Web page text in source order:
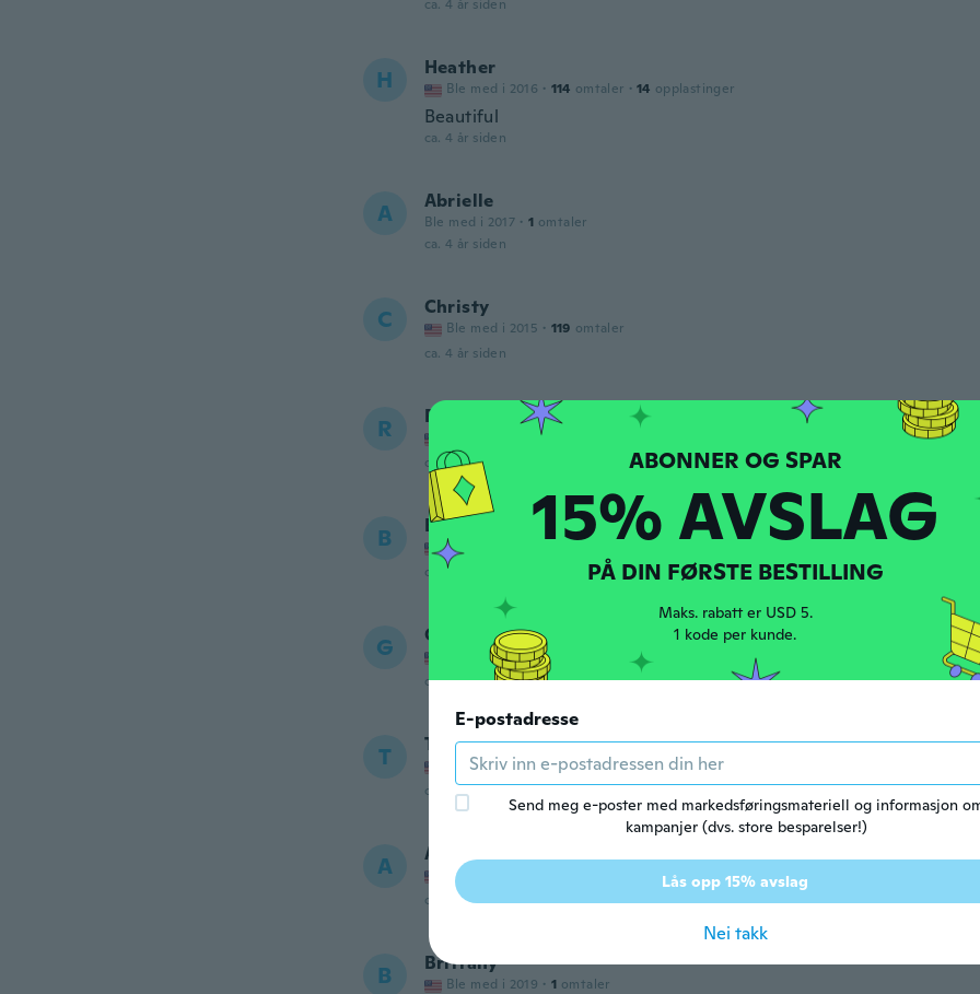
ca. 4 år siden
H Heather
Ble med i 2016 · 114 omtaler · 14 opplastinger
Beautiful
ca. 4 år siden
A Abrielle
Ble med i 2017 · 1 omtaler
ca. 4 år siden
C Christy
Ble med i 2015 · 119 omtaler
ca. 4 år siden
R Robert
·
ca. 4 år siden
B Bigdawg
Ble med i 2020
ca. 4 år siden
G Guadalupe
Ble med i 2017 · 130 1
ca. 5 år siden
T Tracy
Ble med i 2018 · 33 omtaler
ca. 5 år siden
A Angel
Ble med i 2019
opplastinger
ca. 5 år siden
B Brittany
Ble med i 2019 · 1 omtaler
15% AVSLAG
PÅ DIN FØRSTE BESTILLING
Maks. rabatt er USD 5.
1 kode per kunde.
E-postadresse
Send meg e-poster med markedsføringsmateriell og informasjon
kampanjer (dvs. store besparelser!)
Lås opp 15% avslag
Nei takk